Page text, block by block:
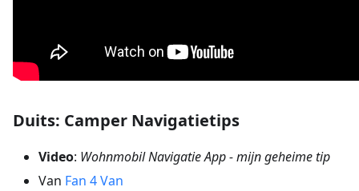
Duits: Camper Navigatietips
Video: Wohnmobil Navigatie App - mijn geheime tip
Van Fan 4 Van